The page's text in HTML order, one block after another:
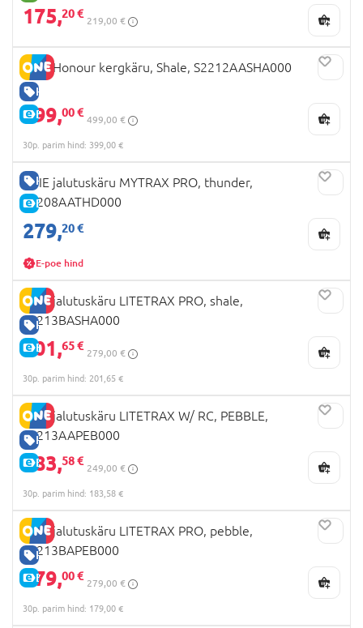
175,20 €
219,00 €
HEA HIND
E-HIND
JOIE Honour kergkäru, Shale, S2212AASHA000
399,00 €
499,00 €
30p. parim hind: 399,00 €
HEA HIND
E-HIND
JOIE jalutuskäru MYTRAX PRO, thunder,
S2208AATHD000
279,20 €
E-poe hind
HEA HIND
E-HIND
JOIE jalutuskäru LITETRAX PRO, shale,
S2213BASHA000
201,65 €
279,00 €
30p. parim hind: 201,65 €
HEA HIND
E-HIND
JOIE jalutuskäru LITETRAX W/ RC, PEBBLE,
S2213AAPEB000
183,58 €
249,00 €
30p. parim hind: 183,58 €
HEA HIND
E-HIND
JOIE jalutuskäru LITETRAX PRO, pebble,
S2213BAPEB000
179,00 €
279,00 €
30p. parim hind: 179,00 €